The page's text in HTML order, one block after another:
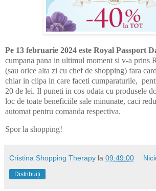
Pe 13 februarie 2024 este Royal Passport
cumpana pana in ultimul moment si v-a prins
(sau orice alta zi cu chef de shopping) fara
chiar in clipa in care faceti cumparaturile,
20 de lei. Il puneti in cos odata cu produsele
loc de toate beneficiile sale minunate, caci
automat pentru comanda respectiva.
Spor la shopping!
Cristina Shopping Therapy la 09:49:00
Distribuiți